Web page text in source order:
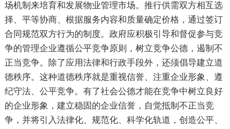
场机制来培育和发展物业管理市场。推行供需双方相互选
择、平等协商、根据服务内容和质量确定价格，通过签订
合同规范双方行为的制度。政府应积极引导和督促参与竞
争的管理企业遵循公平竞争原则，树立竞争公德，遏制不
正当竞争。除了应用法律和行政手段外，还须倡导建立道
德秩序。这种道德秩序就是重视信誉、注重企业形象、遵
纪守法、公平竞争。有了社会公德才能在竞争中树立良好
的企业形象，建立稳固的企业信誉，自觉抵制不正当竞
争，并将引入法律化、规范化、科学化轨道，创造公平、